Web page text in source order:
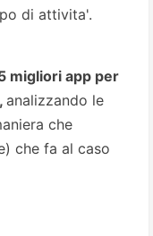
di attivita'.
migliori app per
analizzando le
che
che fa al caso